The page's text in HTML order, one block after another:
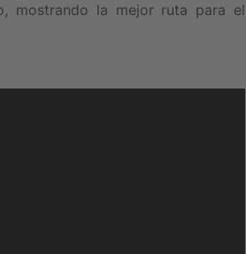
mostrando la mejor ruta para el